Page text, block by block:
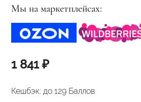
5.00
опроса
пользователей
Мы на маркетплейсах:
1 841₽
Кешбэк: до 129 Баллов